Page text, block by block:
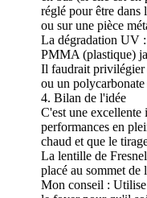
réglé pour être dans
ou sur une pièce
La dégradation UV
PMMA (plastique)
Il faudrait privilégier
ou un polycarbonate
4. Bilan de l'idée
C'est une excellente
performances en
chaud et que le
La lentille de
placé au sommet de
Mon conseil :